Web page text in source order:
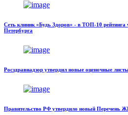
Сеть клиник «Будь Здоров» - в ТОП-10 рейтинга
Петербурга
Росздравнадзор утвердил новые оценочные
Правительство РФ утвердило новый Перечень